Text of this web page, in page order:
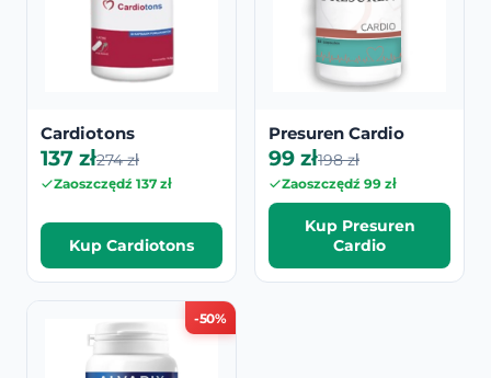
Cardiotons
137 zł274 zł
Zaoszczędź 137 zł
Kup Cardiotons
Presuren Cardio
99 zł198 zł
Zaoszczędź 99 zł
Kup Presuren
Cardio
-50%